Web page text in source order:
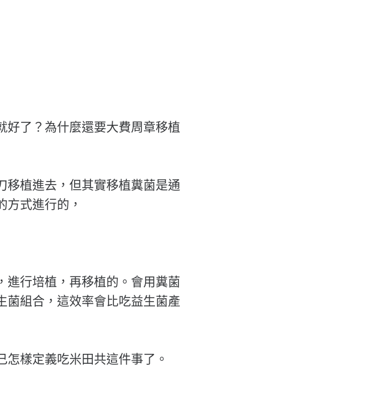
好了？為什麼還要大費周章移植
移植進去，但其實移植糞菌是通
式進行的，
進行培植，再移植的。會用糞菌
菌組合，這效率會比吃益生菌產
樣定義吃米田共這件事了。